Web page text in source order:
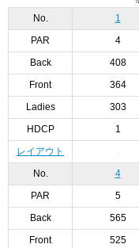
No.
1
PAR 4
Back 408
Front 364
Ladies 303
HDCP 1
レイアウト
No. 4
PAR 5
Back 565
Front 525